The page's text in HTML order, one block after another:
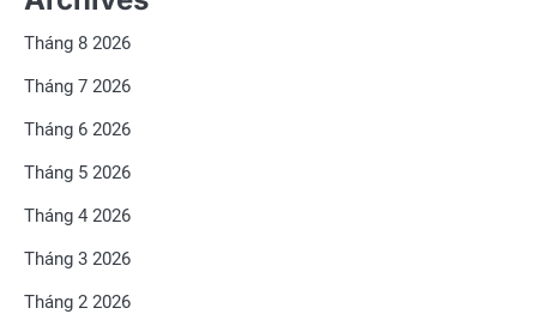
Tháng 8 2026
Tháng 7 2026
Tháng 6 2026
Tháng 5 2026
Tháng 4 2026
Tháng 3 2026
Tháng 2 2026